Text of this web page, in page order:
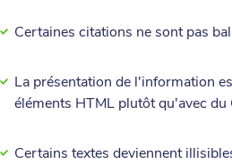
Certaines citations ne sont pas
La présentation de l'information
éléments HTML plutôt qu'avec du
Certains textes deviennent